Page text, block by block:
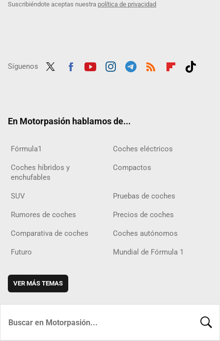
Suscribiéndote aceptas nuestra política de privacidad
Síguenos
En Motorpasión hablamos de...
Fórmula1 Coches eléctricos
Coches híbridos y
enchufables
Compactos
SUV Pruebas de coches
Rumores de coches Precios de coches
Comparativa de coches Coches autónomos
Futuro Mundial de Fórmula 1
VER MÁS TEMAS